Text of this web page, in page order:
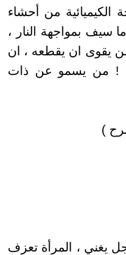
الكيميائية من أحشاء
سيف بمواجهة النار ،
يقوى ان يقطعه ، ان
! من يسمو عن ذات
)
يغني ، المرأة تعزف